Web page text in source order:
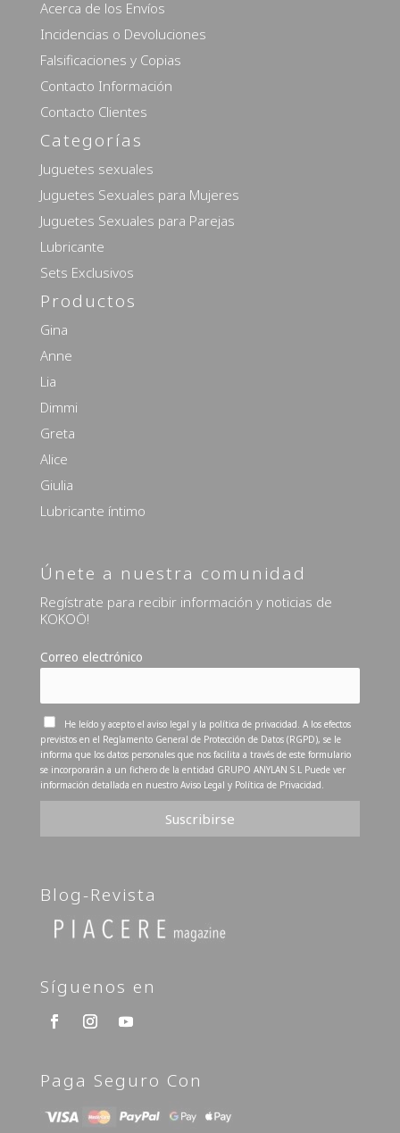
Acerca de los Envíos
Incidencias o Devoluciones
Falsificaciones y Copias
Contacto Información
Contacto Clientes
Categorías
Juguetes sexuales
Juguetes Sexuales para Mujeres
Juguetes Sexuales para Parejas
Lubricante
Sets Exclusivos
Productos
Gina
Anne
Lia
Dimmi
Greta
Alice
Giulia
Lubricante íntimo
Únete a nuestra comunidad
Regístrate para recibir información y noticias de
KOKOÖ!
Correo electrónico
He leído y acepto el aviso legal y la política de privacidad. A los efectos
previstos en el Reglamento General de Protección de Datos (RGPD), se le
informa que los datos personales que nos facilita a través de este formulario
se incorporarán a un fichero de la entidad GRUPO ANYLAN S.L Puede ver
información detallada en nuestro Aviso Legal y Política de Privacidad.
Blog-Revista
Síguenos en
Paga Seguro Con